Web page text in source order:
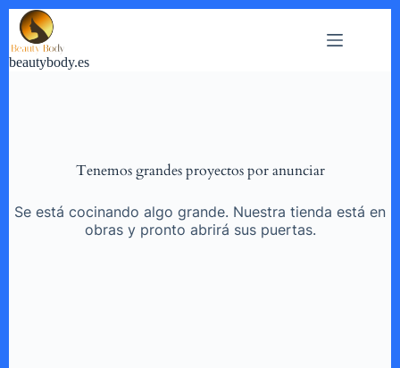
Saltar
contenido
beautybody.es
Tenemos grandes proyectos por anunciar
Se está cocinando algo grande. Nuestra tienda está en
obras y pronto abrirá sus puertas.